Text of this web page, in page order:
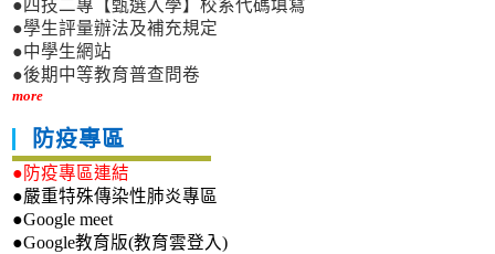
●四技二專【甄選入學】校系代碼填寫
●學生評量辦法及補充規定
●中學生網站
●後期中等教育普查問卷
more
防疫專區
●防疫專區連結
●嚴重特殊傳染性肺炎專區
●Google meet
●Google教育版(教育雲登入)